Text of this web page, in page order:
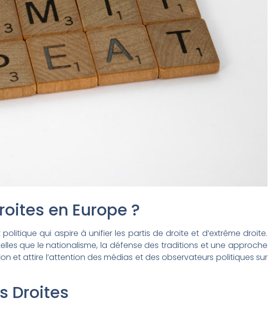
en Europe ?
qui aspire à unifier les partis de droite et d’extrême droite.
que le nationalisme, la défense des traditions et une approche
et attire l’attention des médias et des observateurs politiques sur
Droites